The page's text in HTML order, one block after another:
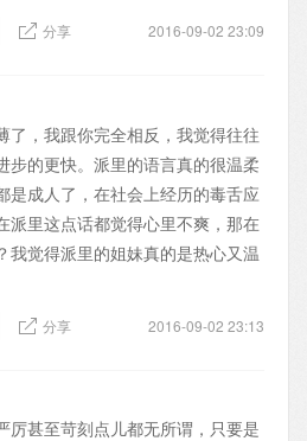
2016-09-02 23:09
分享
了，我跟你完全相反，我觉得往往
步的更快。派里的语言真的很温柔
是成人了，在社会上经历的毒舌应
派里这点话都觉得心里不爽，那在
我觉得派里的姐妹真的是热心又温
2016-09-02 23:13
分享
厉甚至苛刻点儿都无所谓，只要是